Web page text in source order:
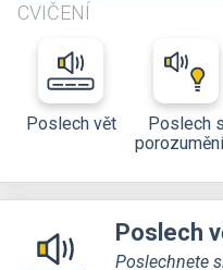
CVIČENÍ
Poslech vět
Poslech s
Poslech
Poslechnete